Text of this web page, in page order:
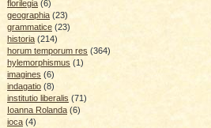
florilegia (6)
geographia (23)
grammatice (23)
historia (214)
horum temporum res (364)
hylemorphismus (1)
imagines (6)
indagatio (8)
institutio liberalis (71)
Ioanna Rolanda (6)
ioca (4)